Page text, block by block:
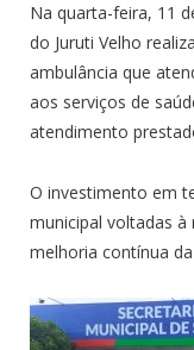
Na quarta-feira, 11
do Juruti Velho
ambulância que
aos serviços de
atendimento
O investimento em
municipal voltadas à
melhoria contínua